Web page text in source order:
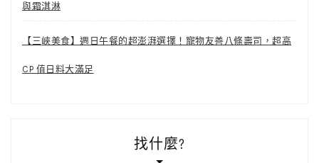
與霜淇淋
【三峽美食】週日午餐的超澎湃選擇！寵物友善八條壽司，超高
CP 值日料大滿足
找什麼?